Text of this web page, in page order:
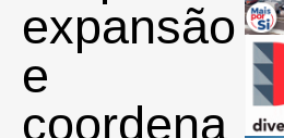
expansão
e
coordena